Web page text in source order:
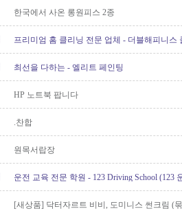
한국에서 사온 롱원피스 2종
프리미엄 홈 클리닝 전문 업체 - 더블해피니스
최선을 다하는 - 엘리트 페인팅
HP 노트북 팝니다
.찬합
원목서랍장
운전 교육 전문 학원 - 123 Driving School (123
[새상품] 닥터자르트 비비, 도미니스 썬크림 (